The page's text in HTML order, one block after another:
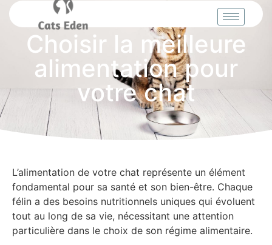
Choisir la meilleure
alimentation pour
votre chat
L’alimentation de votre chat représente un élément
fondamental pour sa santé et son bien-être. Chaque
félin a des besoins nutritionnels uniques qui évoluent
tout au long de sa vie, nécessitant une attention
particulière dans le choix de son régime alimentaire.